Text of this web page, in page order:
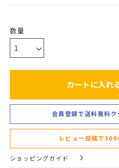
カートに入れ
会員登録で送料無料ク
レビュー投稿で300
ショッピングガイド